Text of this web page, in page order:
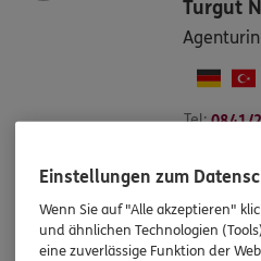
Turgut
Tel: 0841/
Mobil: 0171/
Einstellungen zum
Wenn Sie auf "Alle akzeptieren"
und ähnlichen Technologien
eine zuverlässige Funktion der